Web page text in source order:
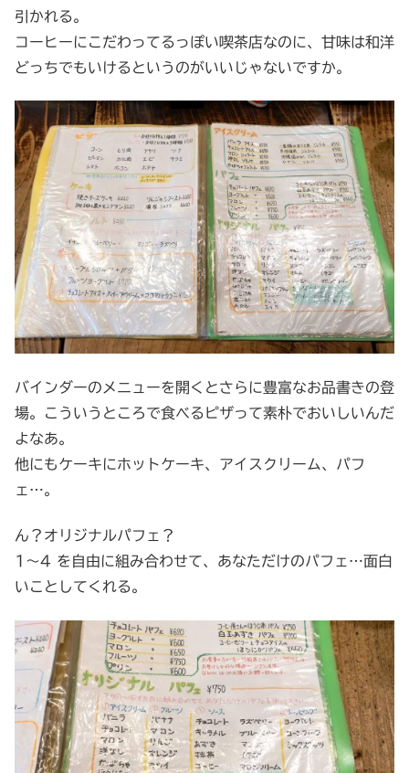
引かれる。
コーヒーにこだわってるっぽい喫茶店なのに、甘味は和洋
どっちでもいけるというのがいいじゃないですか。
バインダーのメニューを開くとさらに豊富なお品書きの登
場。こういうところで食べるピザって素朴でおいしいんだ
よなあ。
他にもケーキにホットケーキ、アイスクリーム、パフ
ェ…。
ん？オリジナルパフェ？
1～4 を自由に組み合わせて、あなただけのパフェ…面白
いことしてくれる。